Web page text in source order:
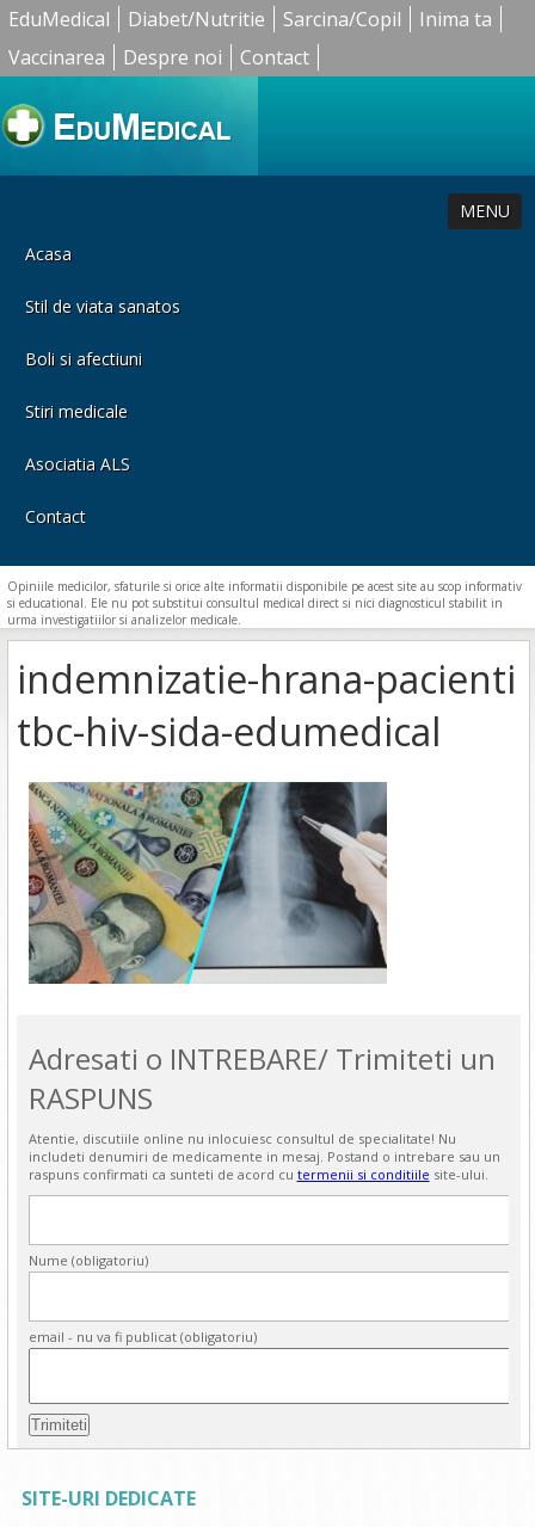
EduMedical Diabet/Nutritie Sarcina/Copil
Inima ta
Vaccinarea
Despre noi Contact
MENU
Acasa
Stil de viata sanatos
Boli si afectiuni
Stiri medicale
Asociatia ALS
Contact
Opiniile medicilor, sfaturile si orice alte informatii disponibile pe acest site au scop informativ
si educational. Ele nu pot substitui consultul medical direct si nici diagnosticul stabilit in
urma investigatiilor si analizelor medicale.
indemnizatie-hrana-pacienti
tbc-hiv-sida-edumedical
Adresati o INTREBARE/ Trimiteti un
RASPUNS
Atentie, discutiile online nu inlocuiesc consultul de specialitate! Nu
includeti denumiri de medicamente in mesaj. Postand o intrebare sau un
raspuns confirmati ca sunteti de acord cu termenii si conditiile site-ului.
Nume (obligatoriu)
email - nu va fi publicat (obligatoriu)
SITE-URI DEDICATE